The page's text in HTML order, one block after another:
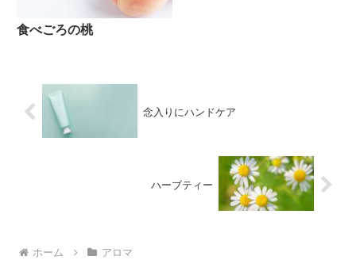
食べごろの桃
念入りにハンドケア
ハーブティー
ホーム アロマ